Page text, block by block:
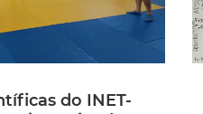
do INET-